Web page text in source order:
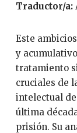
Traductor/a:
Este ambicioso estudio de Vacca se basa en un largo
y
tratamiento
cruciales de
intelectual
última
prisión. Su